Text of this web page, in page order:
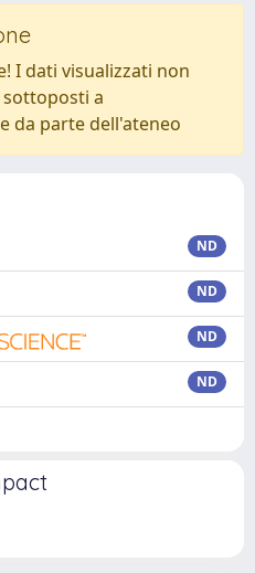
I dati visualizzati non
a
da parte dell'ateneo
ND
ND
ND
ND